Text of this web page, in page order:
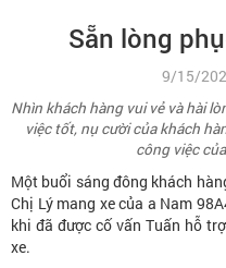
Sẵn lòng
9/15/
Nhìn khách hàng vui vẻ và hài
việc tốt, nụ cười của khách
công việc
Một buổi sáng đông khách
Chị Lý mang xe của a Nam
khi đã được cố vấn Tuấn hỗ
xe.